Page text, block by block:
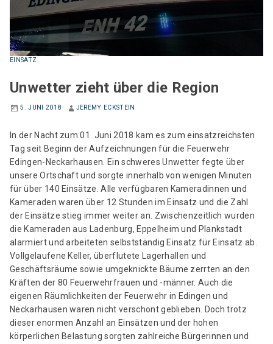
EINSATZ
Unwetter zieht über die Region
5. JUNI 2018 JEREMY ECKSTEIN
In der Nacht zum 01. Juni 2018 kam es zum einsatzreichsten
Tag seit Beginn der Aufzeichnungen für die Feuerwehr
Edingen-Neckarhausen. Ein schweres Unwetter fegte über
unsere Ortschaft und sorgte innerhalb von wenigen Minuten
für über 140 Einsätze. Alle verfügbaren Kameradinnen und
Kameraden waren über 12 Stunden im Einsatz und die Zahl
der Einsätze stieg immer weiter an. Zwischenzeitlich wurden
die Kameraden aus Ladenburg, Eppelheim und Plankstadt
alarmiert und arbeiteten selbstständig Einsatz für Einsatz ab.
Vollgelaufene Keller, überflutete Lagerhallen und
Geschäftsräume sowie umgeknickte Bäume zerrten an den
Kräften der 80 Feuerwehrfrauen und -männer. Auch die
eigenen Räumlichkeiten der Feuerwehr in Edingen und
Neckarhausen waren nicht verschont geblieben. Doch trotz
dieser enormen Anzahl an Einsätzen und der hohen
körperlichen Belastung sorgten zahlreiche Bürgerinnen und